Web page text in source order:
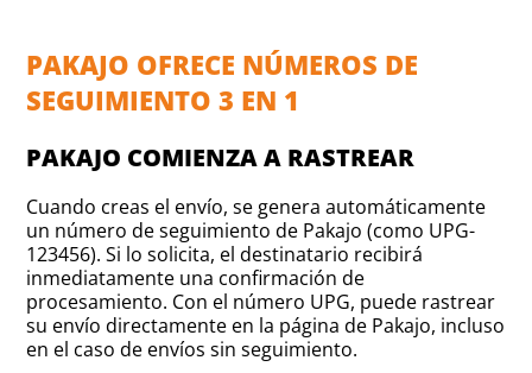
PAKAJO OFRECE NÚMEROS DE
SEGUIMIENTO 3 EN 1
PAKAJO COMIENZA A RASTREAR
Cuando creas el envío, se genera automáticamente
un número de seguimiento de Pakajo (como UPG-
123456). Si lo solicita, el destinatario recibirá
inmediatamente una confirmación de
procesamiento. Con el número UPG, puede rastrear
su envío directamente en la página de Pakajo, incluso
en el caso de envíos sin seguimiento.